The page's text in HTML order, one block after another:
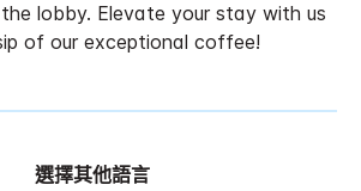
lobby. Elevate your stay with us
of our exceptional coffee!
選擇其他語言